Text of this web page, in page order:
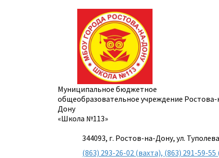
Муниципальное бюджетное
общеобразовательное учреждение
Дону
«Школа №113»
344093, г. Ростов-на-Дону, ул.
(863) 293-26-02 (вахта), (863) 291-59-